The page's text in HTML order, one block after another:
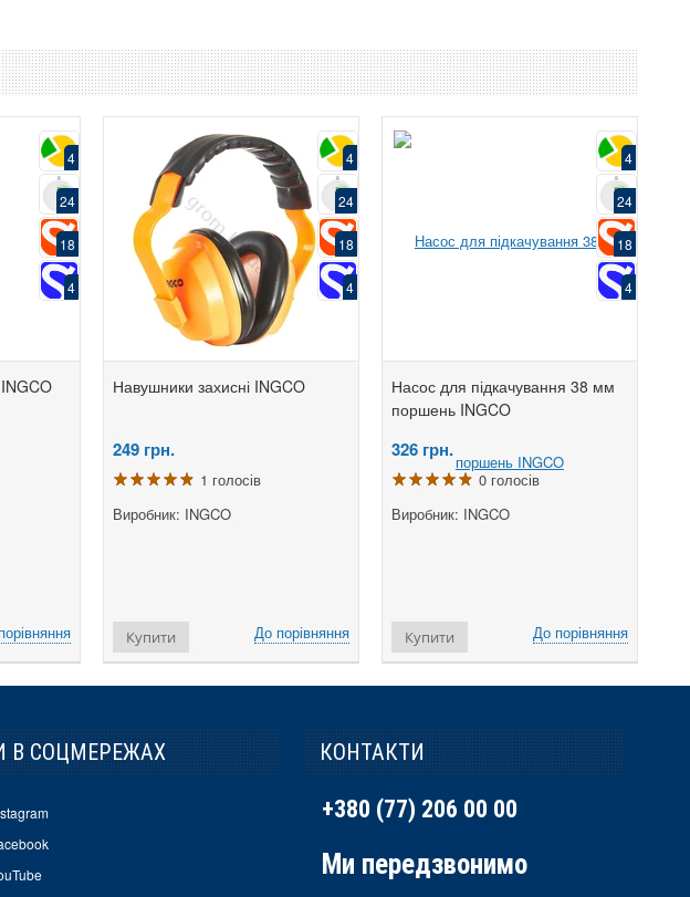
4
24
18
4
4
24
18
4
Навушники захисні INGCO
249 грн.
1 голосів
Виробник: INGCO
До порівняння
Купити
4
24
18
4
Насос для підкачування 38 мм
поршень INGCO
326 грн.
0 голосів
Виробник: INGCO
До порівняння
Купити
В СОЦМЕРЕЖАХ КОНТАКТИ
+380 (77) 206 00 00
Ми передзвонимо